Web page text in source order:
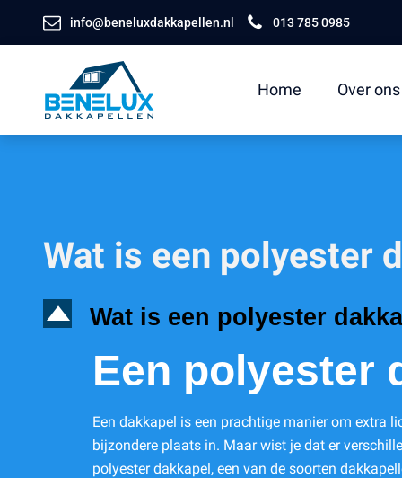
info@beneluxdakkapellen.nl 013 785 0985
Home Over ons
Wat is een polyester
D Wat is een polyester
Een polyester
Een dakkapel is een prachtige manier om extra
bijzondere plaats in. Maar wist je dat er
polyester dakkapel, een van de soorten